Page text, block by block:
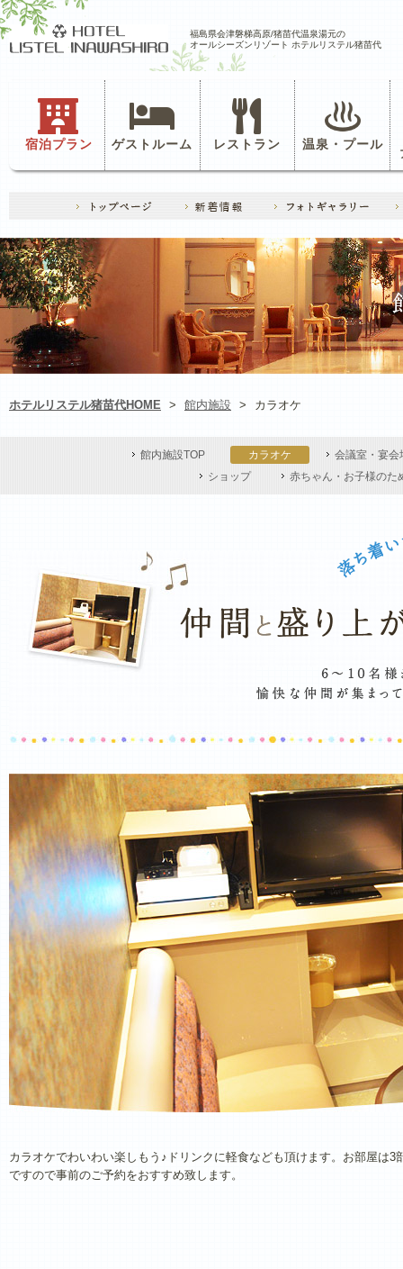
福島県会津磐梯高原/猪苗代温泉湯元の
オールシーズンリゾート ホテルリステル猪苗代
宿泊プラン ゲストルーム レストラン 温泉・プール
ホテルリステル猪苗代HOME > 館内施設 > カラオケ
館内施設TOP カラオケ
会議室・宴会
ショップ
赤ちゃん・お子様のた
カラオケでわいわい楽しもう♪ドリンクに軽食なども頂けます。お部屋は3
ですので事前のご予約をおすすめ致します。